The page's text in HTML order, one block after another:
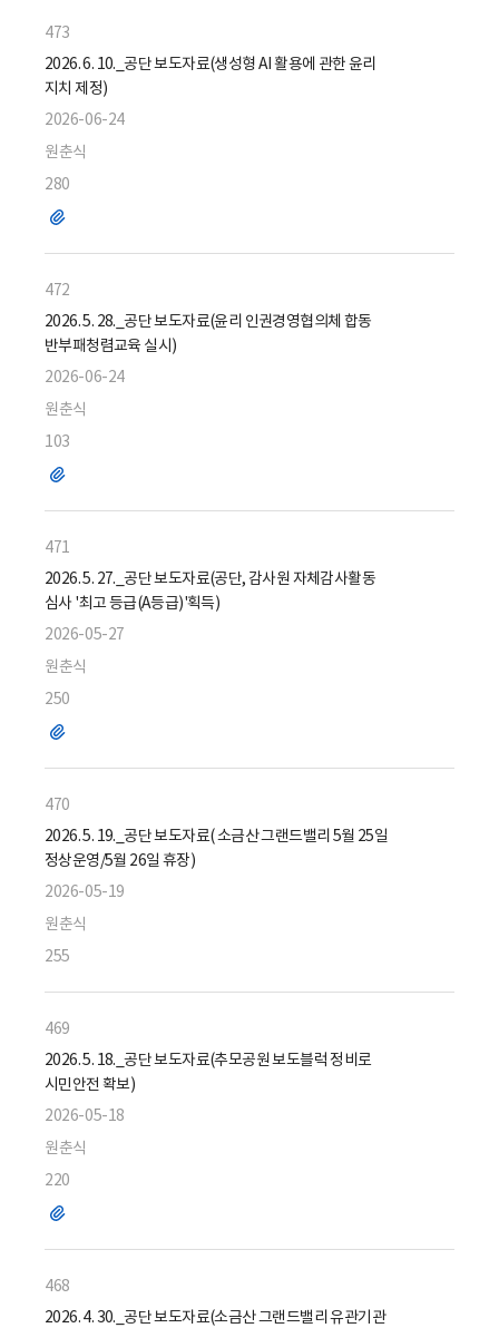
473
2026. 6. 10._공단 보도자료(생성형 AI 활용에 관한 윤리
지치 제정)
2026-06-24
원춘식
280
파
472
2026. 5. 28._공단 보도자료(윤리 인권경영협의체 합동
반부패청렴교육 실시)
2026-06-24
원춘식
103
파
471
2026. 5. 27._공단 보도자료(공단, 감사원 자체감사활동
심사 '최고 등급(A등급)'획득)
2026-05-27
원춘식
250
파
470
2026. 5. 19._공단 보도자료( 소금산 그랜드밸리 5월 25일
정상운영/5월 26일 휴장)
2026-05-19
원춘식
255
469
2026. 5. 18._공단 보도자료(추모공원 보도블럭 정비로
시민안전 확보)
2026-05-18
원춘식
220
파
468
2026. 4. 30._공단 보도자료(소금산 그랜드밸리 유관기관